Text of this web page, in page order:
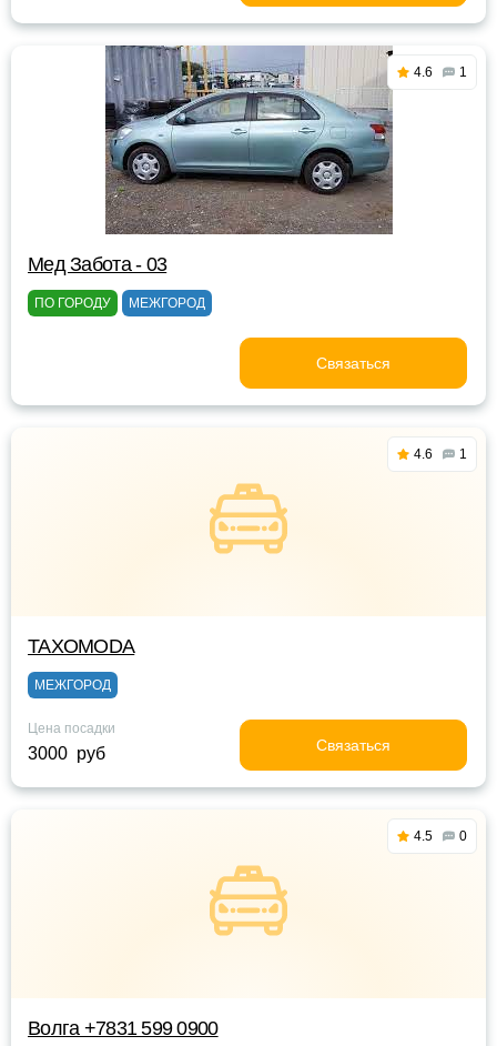
4.6 1
Мед Забота - 03
ПО ГОРОДУ МЕЖГОРОД
Связаться
4.6 1
TAXOMODA
МЕЖГОРОД
Цена посадки
3000 руб Связаться
4.5 0
Волга +7831 599 0900